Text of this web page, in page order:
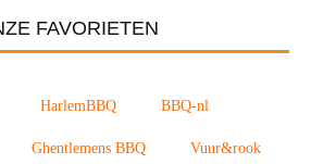
FAVORIETEN
HarlemBBQ BBQ-nl
Ghentlemens BBQ Vuur&rook